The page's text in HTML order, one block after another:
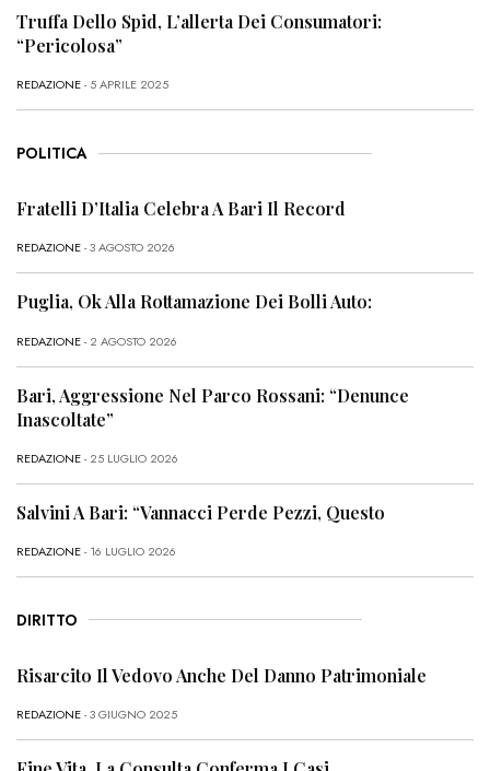
Truffa Dello Spid, L’allerta Dei Consumatori:
“Pericolosa”
REDAZIONE- 5 APRILE 2025
POLITICA
Fratelli D’Italia Celebra A Bari Il Record
REDAZIONE- 3 AGOSTO 2026
Puglia, Ok Alla Rottamazione Dei Bolli Auto:
REDAZIONE- 2 AGOSTO 2026
Bari, Aggressione Nel Parco Rossani: “Denunce
Inascoltate”
REDAZIONE- 25 LUGLIO 2026
Salvini A Bari: “Vannacci Perde Pezzi, Questo
REDAZIONE- 16 LUGLIO 2026
DIRITTO
Risarcito Il Vedovo Anche Del Danno Patrimoniale
REDAZIONE- 3 GIUGNO 2025